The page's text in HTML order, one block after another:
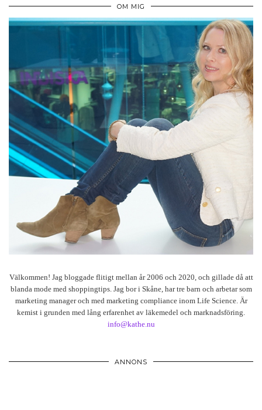
OM MIG
Välkommen! Jag bloggade flitigt mellan år 2006 och 2020, och gillade då att
blanda mode med shoppingtips. Jag bor i Skåne, har tre barn och arbetar som
marketing manager och med marketing compliance inom Life Science. Är
kemist i grunden med lång erfarenhet av läkemedel och marknadsföring.
info@kathe.nu
ANNONS